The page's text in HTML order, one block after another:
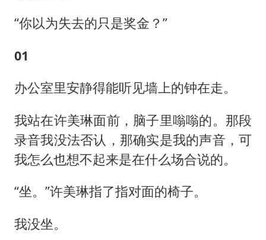
“你以为失去的只是奖金？”
01
办公室里安静得能听见墙上的钟在走。
我站在许美琳面前，脑子里嗡嗡的。那段
录音我没法否认，那确实是我的声音，可
我怎么也想不起来是在什么场合说的。
“坐。”许美琳指了指对面的椅子。
我没坐。